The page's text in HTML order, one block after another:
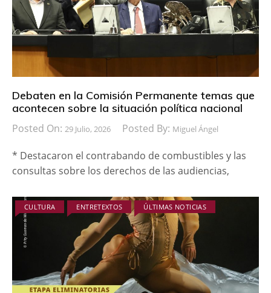
Debaten en la Comisión Permanente temas que
acontecen sobre la situación política nacional
Posted On: 29 Julio, 2026 Posted By: Miguel Ángel
* Destacaron el contrabando de combustibles y las
consultas sobre los derechos de las audiencias,
CULTURA ENTRETEXTOS ÚLTIMAS NOTICIAS